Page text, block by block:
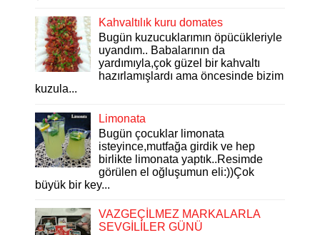
Kahvaltılık kuru domates
Bugün kuzucuklarımın öpücükleriyle
uyandım.. Babalarının da
yardımıyla,çok güzel bir kahvaltı
hazırlamışlardı ama öncesinde bizim
kuzula...
Limonata
Bugün çocuklar limonata
isteyince,mutfağa girdik ve hep
birlikte limonata yaptık..Resimde
görülen el oğluşumun eli:))Çok
büyük bir key...
VAZGEÇİLMEZ MARKALARLA
SEVGİLİLER GÜNÜ